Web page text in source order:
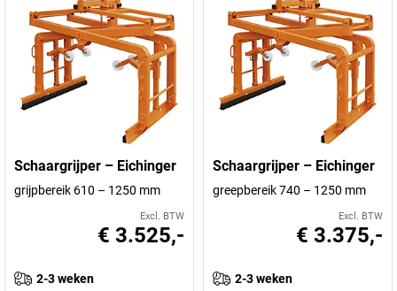
Schaargrijper – Eichinger
grijpbereik 610 – 1250 mm
Excl. BTW
€ 3.525,-
2-3 weken
Schaargrijper – Eichinger
greepbereik 740 – 1250 mm
Excl. BTW
€ 3.375,-
2-3 weken